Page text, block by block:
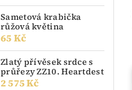
Sametová krabička
růžová květina
65 Kč
Zlatý přívěsek srdce s
průřezy ZZ10. Heartdest
2 575 Kč